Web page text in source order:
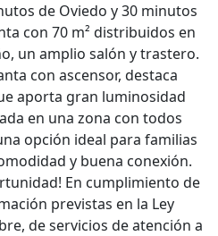
de Oviedo y 30 minutos
con 70 m² distribuidos en
un amplio salón y trastero.
con ascensor, destaca
aporta gran luminosidad
en una zona con todos
opción ideal para familias
y buena conexión.
En cumplimiento de
previstas en la Ley
de servicios de atención a